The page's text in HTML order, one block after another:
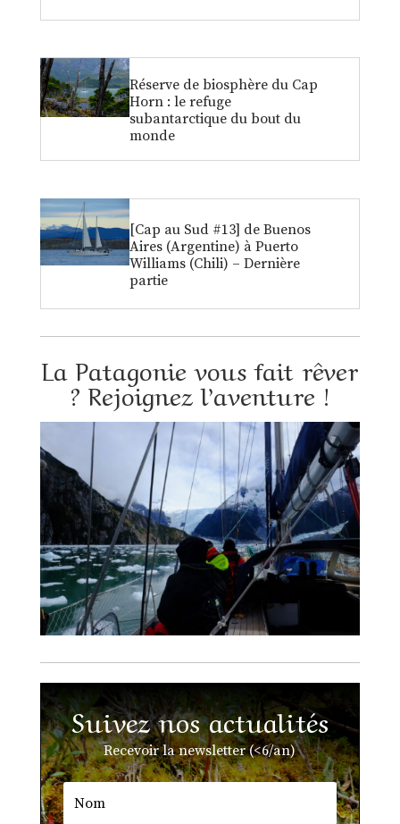
Réserve de biosphère du Cap
Horn : le refuge
subantarctique du bout du
monde
[Cap au Sud #13] de Buenos
Aires (Argentine) à Puerto
Williams (Chili) – Dernière
partie
La Patagonie vous fait rêver
? Rejoignez l’aventure !
Suivez nos actualités
Recevoir la newsletter (<6/an)